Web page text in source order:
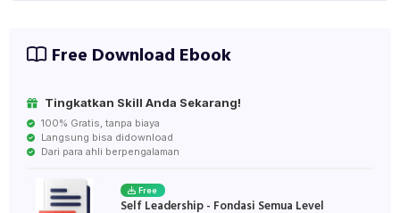
Free Download Ebook
Tingkatkan Skill Anda Sekarang!
100% Gratis, tanpa biaya
Langsung bisa didownload
Dari para ahli berpengalaman
Free
Self Leadership - Fondasi Semua Level